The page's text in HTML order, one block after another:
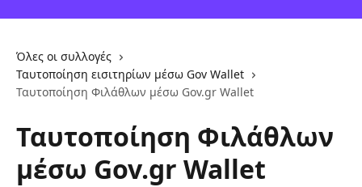
Όλες οι συλλογές
Ταυτοποίηση εισιτηρίων μέσω Gov Wallet​
Ταυτοποίηση Φιλάθλων μέσω Gov.gr Wallet
Ταυτοποίηση Φιλάθλων
μέσω Gov.gr Wallet